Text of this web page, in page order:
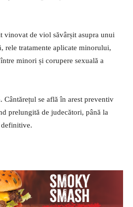
vinovat de viol săvârșit asupra unui
rele tratamente aplicate minorului,
minori și corupere sexuală a
Cântărețul se află în arest preventiv
prelungită de judecători, până la
definitive.